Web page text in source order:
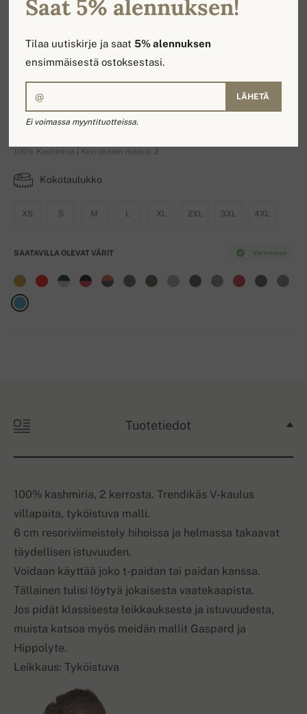
Maddox
100% Kashmiria | Kerroksien määrä: 2
Kokotaulukko
XS S M L XL 2XL 3XL 4XL
Varastossa
SAATAVILLA OLEVAT VÄRIT
Tuotetiedot
100% kashmiria, 2 kerrosta. Trendikäs V-kaulus
villapaita, tyköistuva malli.
6 cm resoriviimeistely hihoissa ja helmassa takaavat
täydellisen istuvuuden.
Voidaan käyttää joko t-paidan tai paidan kanssa.
Tällainen tulisi löytyä jokaisesta vaatekaapista.
Jos pidät klassisesta leikkauksesta ja istuvuudesta,
muista katsoa myös meidän mallit Gaspard ja
Hippolyte.
Leikkaus: Tyköistuva
Saat 5% alennuksen!
Tilaa uutiskirje ja saat5% alennuksen
ensimmäisestä ostoksestasi.
LÄHETÄ
Ei voimassa myyntituotteissa.